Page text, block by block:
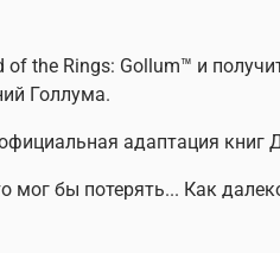
the Rings: Gollum™ и
Голлума.
адаптация книг
мог бы потерять... Как